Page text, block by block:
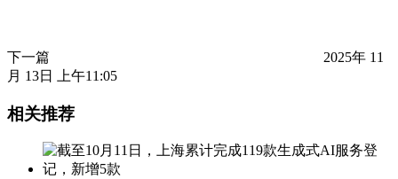
下一篇
2025年 11
月 13日 上午11:05
相关推荐